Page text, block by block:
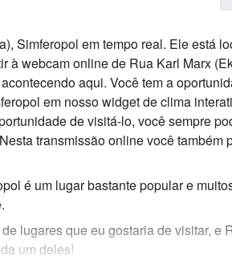
Simferopol em tempo real. Ele está
à webcam online de Rua Karl Marx
aqui. Você tem a
em nosso widget de clima
de visitá-lo, você sempre
transmissão online você também
é um lugar bastante popular e
lugares que eu gostaria de visitar, e
um deles!